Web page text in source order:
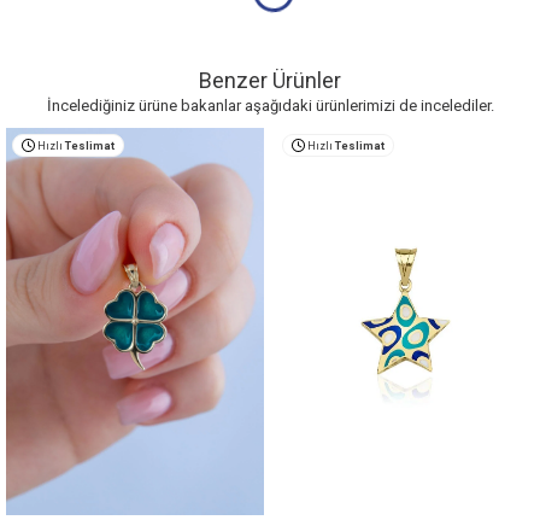
Benzer Ürünler
İncelediğiniz ürüne bakanlar aşağıdaki ürünlerimizi de incelediler.
Hızlı Teslimat Hızlı Teslimat